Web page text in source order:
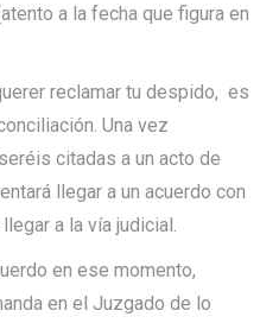
a la fecha que figura en
reclamar tu despido, es
Una vez
citadas a un acto de
llegar a un acuerdo con
a la vía judicial.
en ese momento,
en el Juzgado de lo